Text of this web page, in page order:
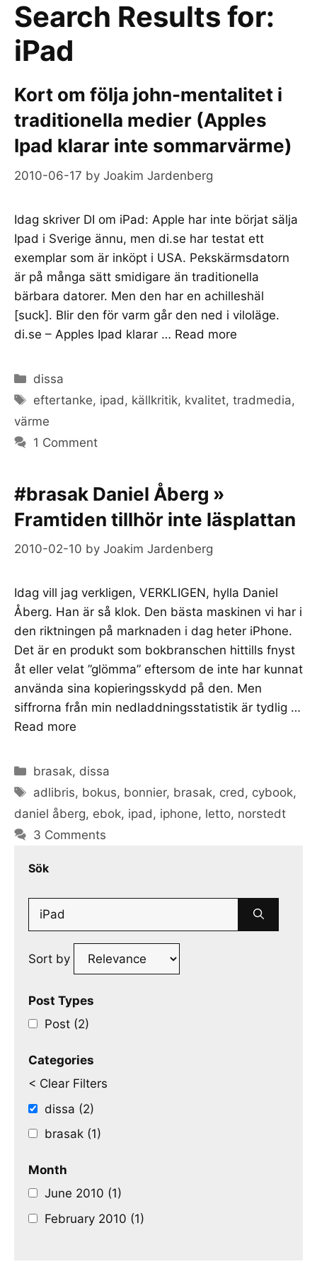
Search Results for:
iPad
Kort om följa john-mentalitet i
traditionella medier (Apples
Ipad klarar inte sommarvärme)
2010-06-17 by Joakim Jardenberg
Idag skriver DI om iPad: Apple har inte börjat sälja
Ipad i Sverige ännu, men di.se har testat ett
exemplar som är inköpt i USA. Pekskärmsdatorn
är på många sätt smidigare än traditionella
bärbara datorer. Men den har en achilleshäl
[suck]. Blir den för varm går den ned i viloläge.
di.se – Apples Ipad klarar … Read more
Categories
dissa
Tags
eftertanke, ipad , källkritik, kvalitet,tradmedia,
värme
1 Comment
#brasak Daniel Åberg »
Framtiden tillhör inte läsplattan
2010-02-10 by Joakim Jardenberg
Idag vill jag verkligen, VERKLIGEN, hylla Daniel
Åberg. Han är så klok. Den bästa maskinen vi har i
den riktningen på marknaden i dag heter iPhone.
Det är en produkt som bokbranschen hittills fnyst
åt eller velat ”glömma” eftersom de inte har kunnat
använda sina kopieringsskydd på den. Men
siffrorna från min nedladdningsstatistik är tydlig …
Read more
Categories
brasak, dissa
Tags
adlibris, bokus, bonnier, brasak, cred, cybook,
daniel åberg, ebok, ipad, iphone, letto, norstedt
3 Comments
Sök
Search
Sort by
Post Types
Post (2)
Categories
< Clear Filters
dissa (2)
brasak (1)
Month
June 2010 (1)
February 2010 (1)